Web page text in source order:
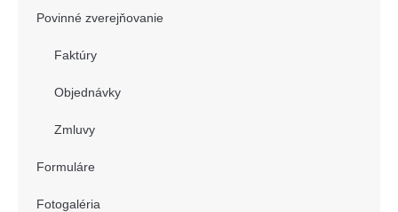
Povinné zverejňovanie
Faktúry
Objednávky
Zmluvy
Formuláre
Fotogaléria